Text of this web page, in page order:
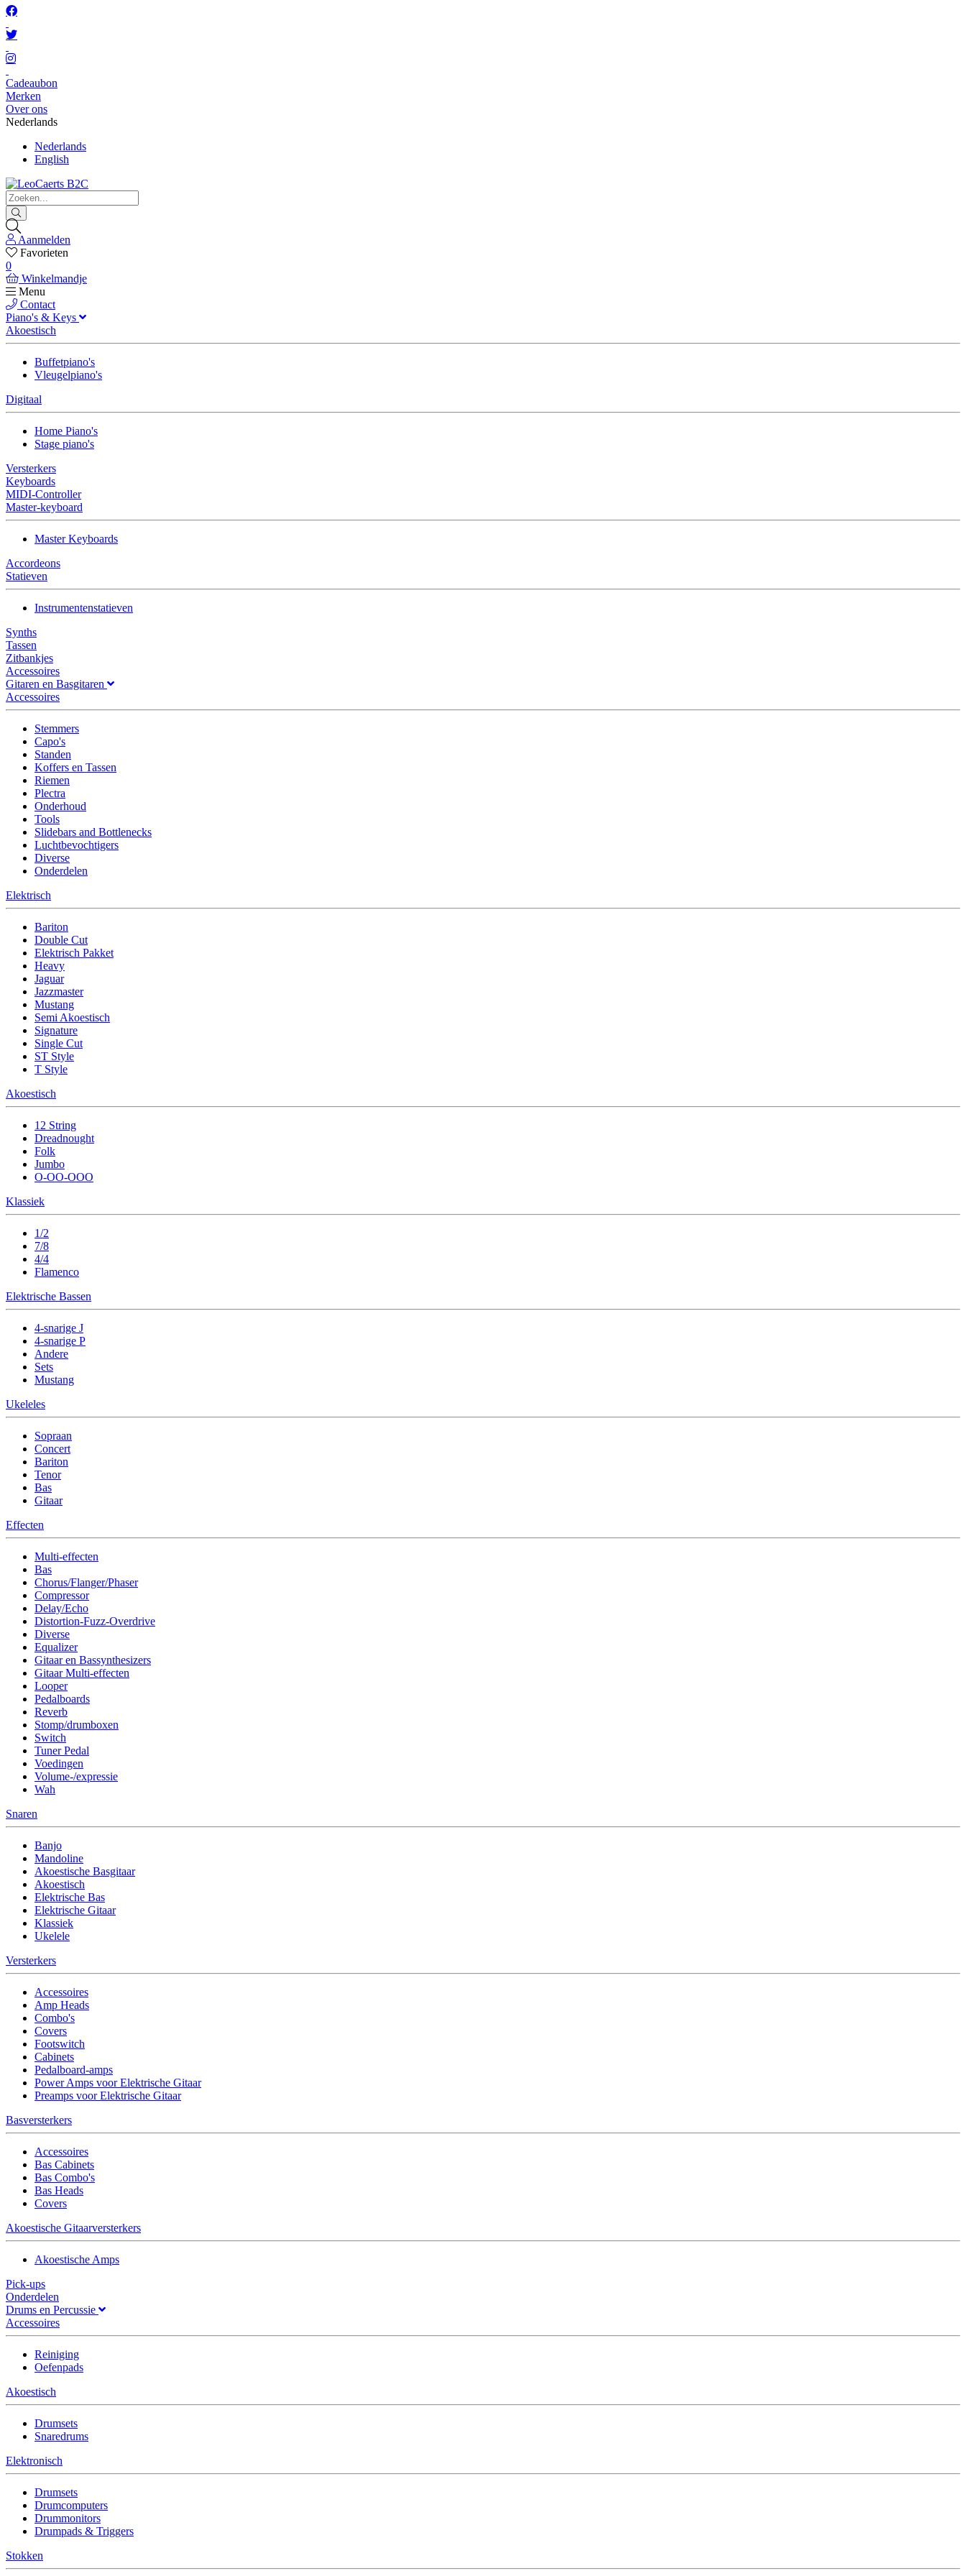
Cadeaubon
Merken
Over ons
Nederlands
Nederlands
English
Aanmelden
Favorieten
0
Winkelmandje
Menu
Contact
Piano's & Keys
Akoestisch
Buffetpiano's
Vleugelpiano's
Digitaal
Home Piano's
Stage piano's
Versterkers
Keyboards
MIDI-Controller
Master-keyboard
Master Keyboards
Accordeons
Statieven
Instrumentenstatieven
Synths
Tassen
Zitbankjes
Accessoires
Gitaren en Basgitaren
Accessoires
Stemmers
Capo's
Standen
Koffers en Tassen
Riemen
Plectra
Onderhoud
Tools
Slidebars and Bottlenecks
Luchtbevochtigers
Diverse
Onderdelen
Elektrisch
Bariton
Double Cut
Elektrisch Pakket
Heavy
Jaguar
Jazzmaster
Mustang
Semi Akoestisch
Signature
Single Cut
ST Style
T Style
Akoestisch
12 String
Dreadnought
Folk
Jumbo
O-OO-OOO
Klassiek
1/2
7/8
4/4
Flamenco
Elektrische Bassen
4-snarige J
4-snarige P
Andere
Sets
Mustang
Ukeleles
Sopraan
Concert
Bariton
Tenor
Bas
Gitaar
Effecten
Multi-effecten
Bas
Chorus/Flanger/Phaser
Compressor
Delay/Echo
Distortion-Fuzz-Overdrive
Diverse
Equalizer
Gitaar en Bassynthesizers
Gitaar Multi-effecten
Looper
Pedalboards
Reverb
Stomp/drumboxen
Switch
Tuner Pedal
Voedingen
Volume-/expressie
Wah
Snaren
Banjo
Mandoline
Akoestische Basgitaar
Akoestisch
Elektrische Bas
Elektrische Gitaar
Klassiek
Ukelele
Versterkers
Accessoires
Amp Heads
Combo's
Covers
Footswitch
Cabinets
Pedalboard-amps
Power Amps voor Elektrische Gitaar
Preamps voor Elektrische Gitaar
Basversterkers
Accessoires
Bas Cabinets
Bas Combo's
Bas Heads
Covers
Akoestische Gitaarversterkers
Akoestische Amps
Pick-ups
Onderdelen
Drums en Percussie
Accessoires
Reiniging
Oefenpads
Akoestisch
Drumsets
Snaredrums
Elektronisch
Drumsets
Drumcomputers
Drummonitors
Drumpads & Triggers
Stokken